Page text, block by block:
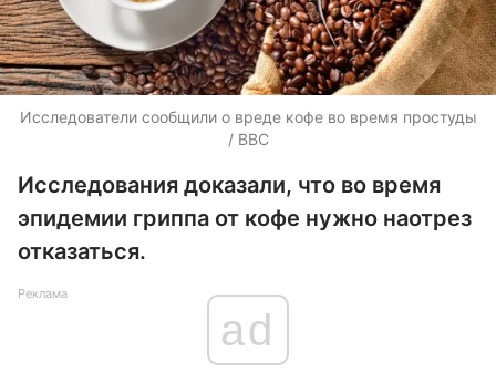
Исследователи сообщили о вреде кофе во время простуды
/ ВВС
Исследования доказали, что во время
эпидемии гриппа от кофе нужно наотрез
отказаться.
Реклама
ad